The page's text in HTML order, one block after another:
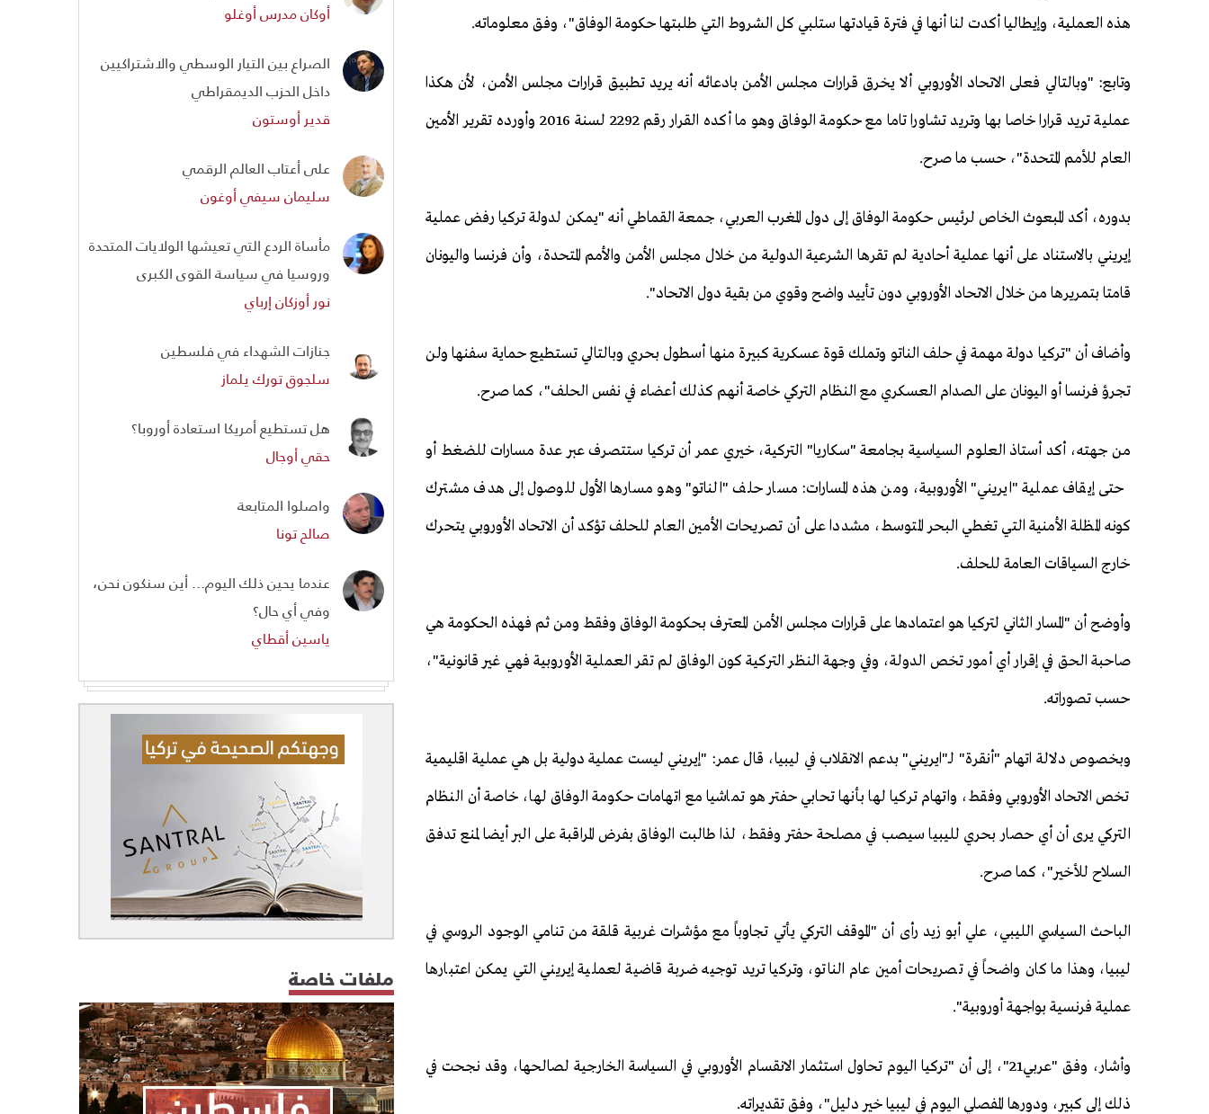
هذه العملية، وإيطاليا أكدت لنا أنها في فترة قيادتها ستلبي كل الشروط التي طلبتها حكومة الوفاق"، وفق معلوماته.
وتابع: "وبالتالي فعلى الاتحاد الأوروبي ألا يخرق قرارات مجلس الأمن بادعائه أنه يريد تطبيق قرارات مجلس الأمن، لأن هكذا
عملية تريد قرارا خاصا بها وتريد تشاورا تاما مع حكومة الوفاق وهو ما أكده القرار رقم 2292 لسنة 2016 وأورده تقرير الأمين
العام للأمم المتحدة"، حسب ما صرح.
بدوره، أكد المبعوث الخاص لرئيس حكومة الوفاق إلى دول المغرب العربي، جمعة القماطي أنه "يمكن لدولة تركيا رفض عملية
إيريني بالاستناد على أنها عملية أحادية لم تقرها الشرعية الدولية من خلال مجلس الأمن والأمم المتحدة، وأن فرنسا واليونان
قامتا بتمريرها من خلال الاتحاد الأوروبي دون تأييد واضح وقوي من بقية دول الاتحاد".
وأضاف أن "تركيا دولة مهمة في حلف الناتو وتملك قوة عسكرية كبيرة منها أسطول بحري وبالتالي تستطيع حماية سفنها ولن
تجرؤ فرنسا أو اليونان على الصدام العسكري مع النظام التركي خاصة أنهم كذلك أعضاء في نفس الحلف"، كما صرح.
من جهته، أكد أستاذ العلوم السياسية بجامعة "سكاريا" التركية، خيري عمر أن تركيا ستتصرف عبر عدة مسارات للضغط أو
حتى إيقاف عملية "ايريني" الأوروبية، ومن هذه المسارات: مسار حلف "الناتو" وهو مسارها الأول للوصول إلى هدف مشترك
كونه المظلة الأمنية التي تغطي البحر المتوسط، مشددا على أن تصريحات الأمين العام للحلف تؤكد أن الاتحاد الأوروبي يتحرك
خارج السياقات العامة للحلف.
وأوضح أن "المسار الثاني لتركيا هو اعتمادها على قرارات مجلس الأمن المعترف بحكومة الوفاق وفقط ومن ثم فهذه الحكومة هي
صاحبة الحق في إقرار أي أمور تخص الدولة، وفي وجهة النظر التركية كون الوفاق لم تقر العملية الأوروبية فهي غير قانونية"،
حسب تصوراته.
وبخصوص دلالة اتهام "أنقرة" لـ"ايريني" بدعم الانقلاب في ليبيا، قال عمر: "إيريني ليست عملية دولية بل هي عملية اقليمية
تخص الاتحاد الأوروبي وفقط، واتهام تركيا لها بأنها تحابي حفتر هو تماشيا مع اتهامات حكومة الوفاق لها، خاصة أن النظام
التركي يرى أن أي حصار بحري لليبيا سيصب في مصلحة حفتر وفقط، لذا طالبت الوفاق بفرض المراقبة على البر أيضا لمنع تدفق
السلاح للأخير"، كما صرح.
الباحث السياسي الليبي، علي أبو زيد رأى أن "الموقف التركي يأتي تجاوباً مع مؤشرات غربية قلقة من تنامي الوجود الروسي في
ليبيا، وهذا ما كان واضحاً في تصريحات أمين عام الناتو، وتركيا تريد توجيه ضربة قاضية لعملية إيريني التي يمكن اعتبارها
عملية فرنسية بواجهة أوروبية".
وأشار، وفق "عربي21"، إلى أن "تركيا اليوم تحاول استثمار الانقسام الأوروبي في السياسة الخارجية لصالحها، وقد نجحت في
ذلك إلى كبير، ودورها المفصلي اليوم في ليبيا خير دليل"، وفق تقديراته.
أوكان مدرس أوغلو
الصراع بين التيار الوسطي والاشتراكيين
داخل الحزب الديمقراطي
قدير أوستون
على أعتاب العالم الرقمي
سليمان سيفي أوغون
مأساة الردع التي تعيشها الولايات المتحدة
وروسيا في سياسة القوى الكبرى
نور أوزكان إرباي
جنازات الشهداء في فلسطين
سلجوق تورك يلماز
هل تستطيع أمريكا استعادة أوروبا؟
حقي أوجال
واصلوا المتابعة
صالح تونا
عندما يحين ذلك اليوم... أين سنكون نحن،
وفي أي حال؟
ياسين أقطاي
ملفات خاصة